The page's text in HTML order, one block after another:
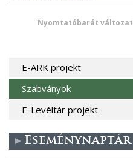
Nyomtatóbarát változat
E-ARK projekt
Szabványok
E-Levéltár projekt
Eseménynaptár